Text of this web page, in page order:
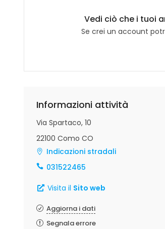
Vedi ciò che i tuoi
Se crei un account
Informazioni attività
Via Spartaco, 10
22100 Como CO
Indicazioni stradali
031522465
Visita il Sito web
Aggiorna i dati
Segnala errore